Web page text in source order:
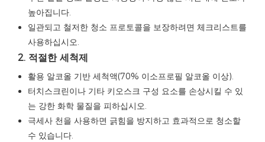
높아집니다.
일관되고 철저한 청소 프로토콜을 보장하려면 체크리스트를
사용하십시오.
2. 적절한 세척제
활용 알코올 기반 세척액(70% 이소프로필 알코올 이상).
터치스크린이나 기타 키오스크 구성 요소를 손상시킬 수 있
는 강한 화학 물질을 피하십시오.
극세사 천을 사용하면 긁힘을 방지하고 효과적으로 청소할
수 있습니다.